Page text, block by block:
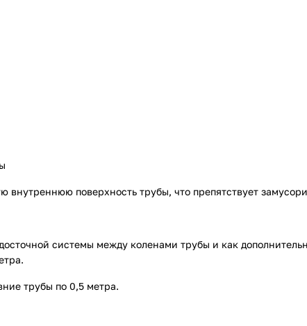
поверхность трубы, что препятствует
системы между коленами трубы и как
трубы по 0,5 метра.